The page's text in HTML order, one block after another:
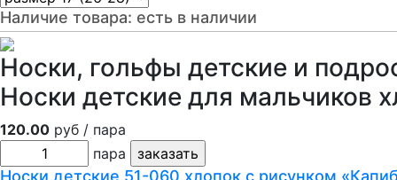
Наличие товара: есть в наличии
Носки, гольфы детские и
Носки детские для мальчиков
120.00 руб / пара
пара
Носки детские 51-060 хлопок с рисунком